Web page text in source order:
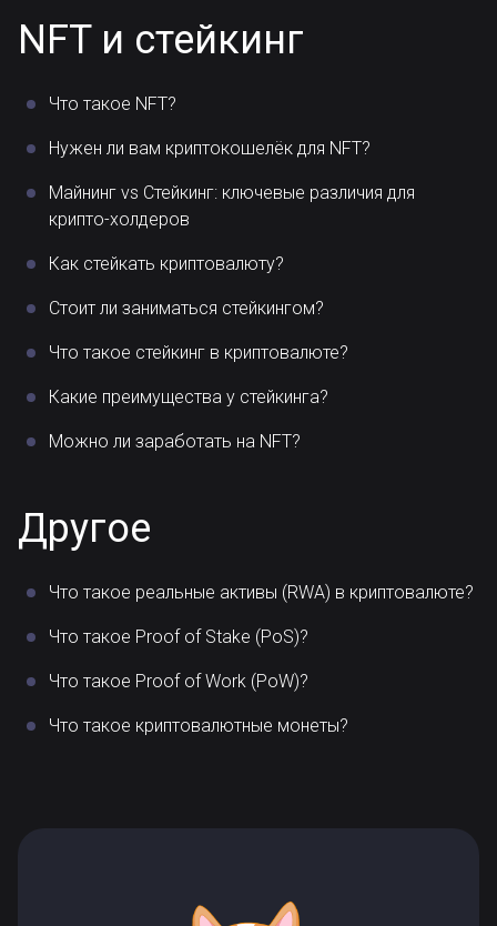
NFT и стейкинг
Что такое NFT?
Нужен ли вам криптокошелёк для NFT?
Майнинг vs Стейкинг: ключевые различия для
крипто-холдеров
Как стейкать криптовалюту?
Стоит ли заниматься стейкингом?
Что такое стейкинг в криптовалюте?
Какие преимущества у стейкинга?
Можно ли заработать на NFT?
Другое
Что такое реальные активы (RWA) в криптовалюте?
Что такое Proof of Stake (PoS)?
Что такое Proof of Work (PoW)?
Что такое криптовалютные монеты?